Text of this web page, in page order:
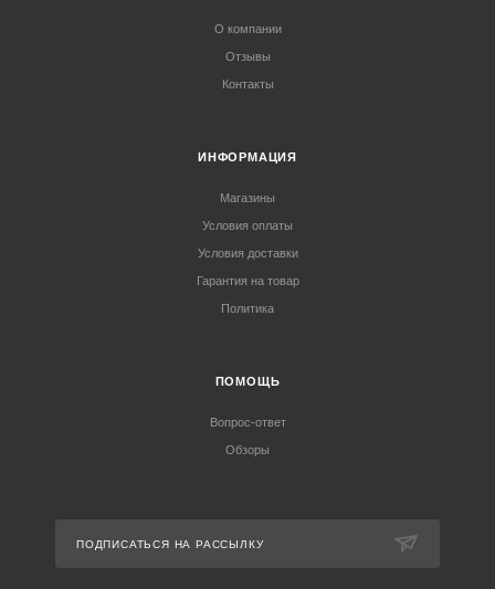
О компании
Отзывы
Контакты
ИНФОРМАЦИЯ
Магазины
Условия оплаты
Условия доставки
Гарантия на товар
Политика
ПОМОЩЬ
Вопрос-ответ
Обзоры
ПОДПИСАТЬСЯ НА РАССЫЛКУ